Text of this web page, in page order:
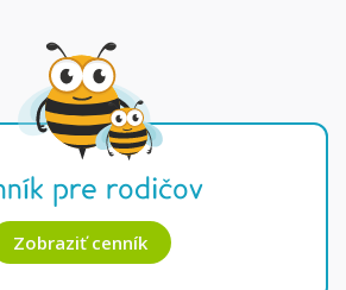
pre rodičov
Zobraziť cenník